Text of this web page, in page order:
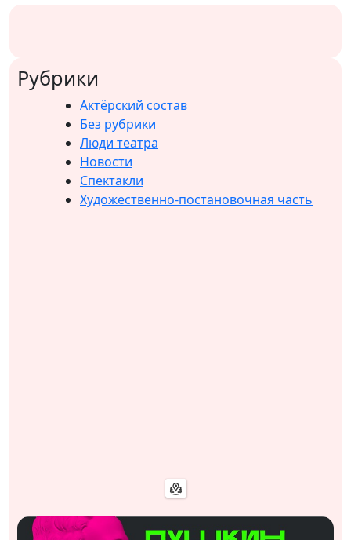
Рубрики
Актёрский состав
Без рубрики
Люди театра
Новости
Спектакли
Художественно-постановочная часть